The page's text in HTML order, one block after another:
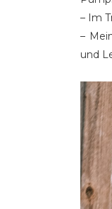
– Im
–
und